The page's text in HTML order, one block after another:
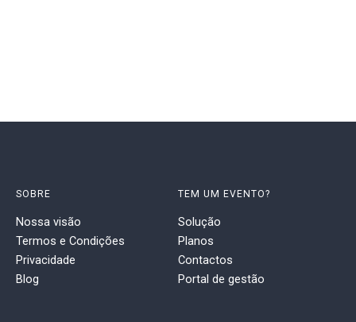
SOBRE
Nossa visão
Termos e Condições
Privacidade
Blog
TEM UM EVENTO?
Solução
Planos
Contactos
Portal de gestão